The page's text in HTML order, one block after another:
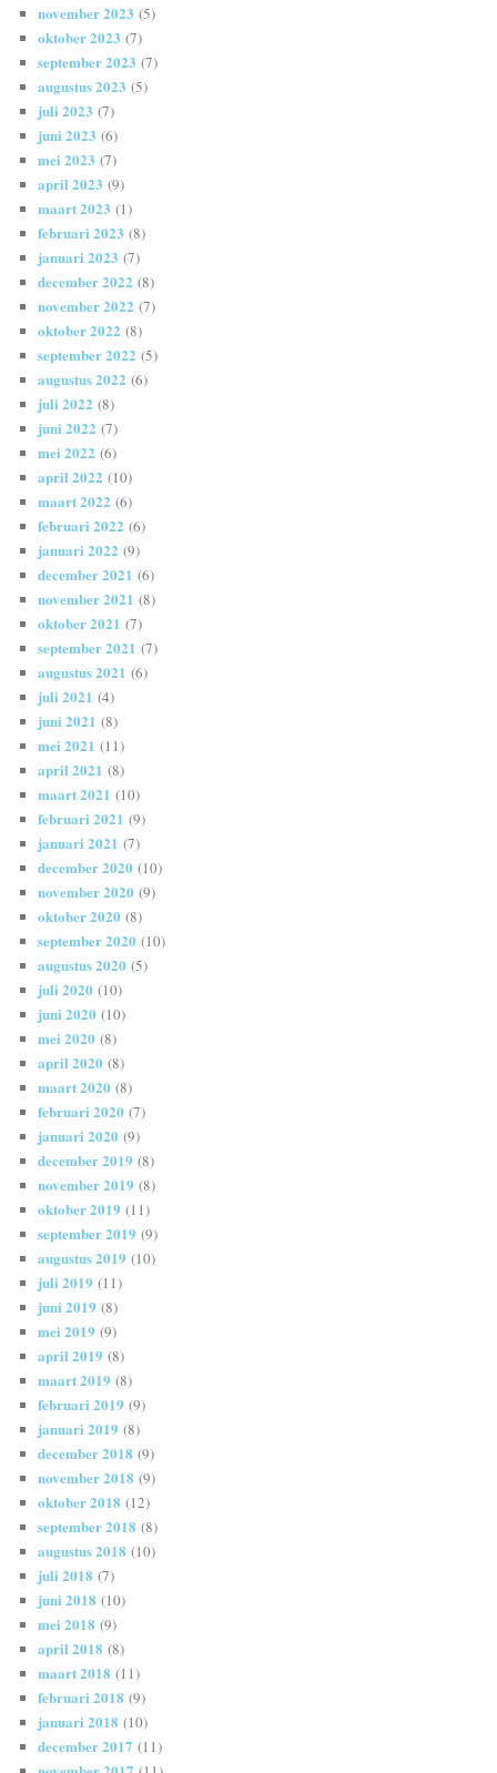
november 2023 (5)
oktober 2023 (7)
september 2023 (7)
augustus 2023 (5)
juli 2023 (7)
juni 2023 (6)
mei 2023 (7)
april 2023 (9)
maart 2023 (1)
februari 2023 (8)
januari 2023 (7)
december 2022 (8)
november 2022 (7)
oktober 2022 (8)
september 2022 (5)
augustus 2022 (6)
juli 2022 (8)
juni 2022 (7)
mei 2022 (6)
april 2022 (10)
maart 2022 (6)
februari 2022 (6)
januari 2022 (9)
december 2021 (6)
november 2021 (8)
oktober 2021 (7)
september 2021 (7)
augustus 2021 (6)
juli 2021 (4)
juni 2021 (8)
mei 2021 (11)
april 2021 (8)
maart 2021 (10)
februari 2021 (9)
januari 2021 (7)
december 2020 (10)
november 2020 (9)
oktober 2020 (8)
september 2020 (10)
augustus 2020 (5)
juli 2020 (10)
juni 2020 (10)
mei 2020 (8)
april 2020 (8)
maart 2020 (8)
februari 2020 (7)
januari 2020 (9)
december 2019 (8)
november 2019 (8)
oktober 2019 (11)
september 2019 (9)
augustus 2019 (10)
juli 2019 (11)
juni 2019 (8)
mei 2019 (9)
april 2019 (8)
maart 2019 (8)
februari 2019 (9)
januari 2019 (8)
december 2018 (9)
november 2018 (9)
oktober 2018 (12)
september 2018 (8)
augustus 2018 (10)
juli 2018 (7)
juni 2018 (10)
mei 2018 (9)
april 2018 (8)
maart 2018 (11)
februari 2018 (9)
januari 2018 (10)
december 2017 (11)